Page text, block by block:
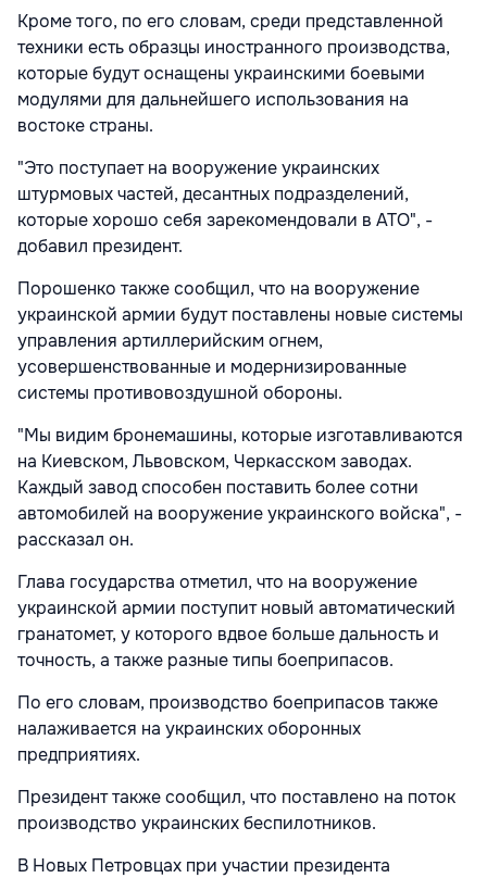
Кроме того, по его словам, среди представленной
техники есть образцы иностранного производства,
которые будут оснащены украинскими боевыми
модулями для дальнейшего использования на
востоке страны.
"Это поступает на вооружение украинских
штурмовых частей, десантных подразделений,
которые хорошо себя зарекомендовали в АТО", -
добавил президент.
Порошенко также сообщил, что на вооружение
украинской армии будут поставлены новые системы
управления артиллерийским огнем,
усовершенствованные и модернизированные
системы противовоздушной обороны.
"Мы видим бронемашины, которые изготавливаются
на Киевском, Львовском, Черкасском заводах.
Каждый завод способен поставить более сотни
автомобилей на вооружение украинского войска", -
рассказал он.
Глава государства отметил, что на вооружение
украинской армии поступит новый автоматический
гранатомет, у которого вдвое больше дальность и
точность, а также разные типы боеприпасов.
По его словам, производство боеприпасов также
налаживается на украинских оборонных
предприятиях.
Президент также сообщил, что поставлено на поток
производство украинских беспилотников.
В Новых Петровцах при участии президента